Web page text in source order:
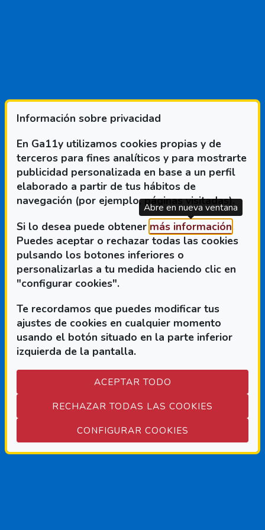
Información sobre privacidad
En Ga11y utilizamos cookies propias y de
terceros para fines analíticos y para mostrarte
publicidad personalizada en base a un perfil
elaborado a partir de tus hábitos de
navegación (por ejemplo, páginas visitadas).
Si lo desea puede obtener más información(Abre
.
Puedes aceptar o rechazar todas las cookies
pulsando los botones inferiores o
personalizarlas a tu medida haciendo clic en
"configurar cookies".
Te recordamos que puedes modificar tus
ajustes de cookies en cualquier momento
usando el botón situado en la parte inferior
izquierda de la pantalla.
ACEPTAR TODO
RECHAZAR TODAS LAS COOKIES
CONFIGURAR COOKIES
Abre en nueva ventana
DICCIONARIO
FILTROS
A
B
C
D
E
G
I
P
S
T
Diccionario, 3 resultados
Términos destacados
PVE
ENTRY
Redes sociales de Fundación
Si quieres saber más de Fundación
ONCE visita nuestras redes Sociales:
FACEBOOK
(ABRE EN NUEVA
TWITTER
(ABRE EN NUEVA
LINKEDIN
(ABRE EN NUEVA
YOUTUBE
(ABRE EN
INSTAGRAM
(ABRE EN
BLOG
(ABRE EN
(ABRE
Pie de página